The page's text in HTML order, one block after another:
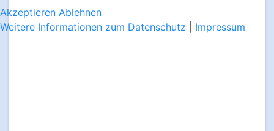
Akzeptieren Ablehnen
Weitere Informationen zum Datenschutz
Impressum